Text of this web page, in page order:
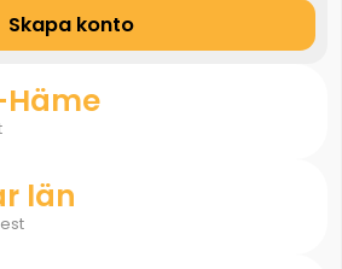
Skapa konto
län